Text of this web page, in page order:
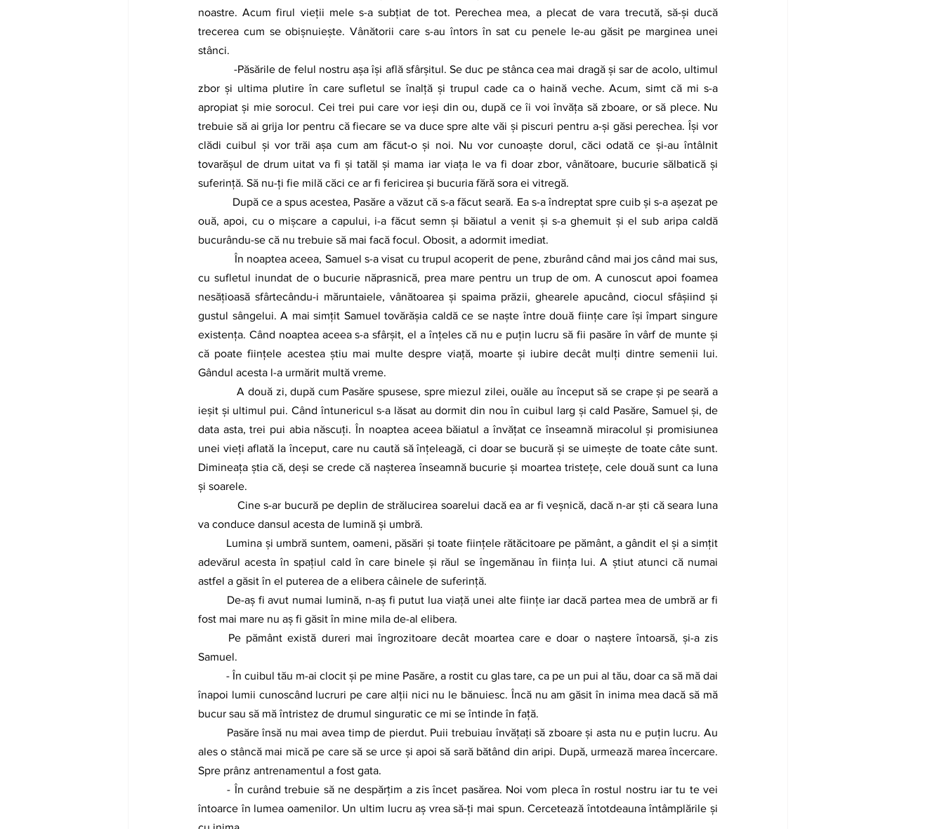
noastre. Acum firul vieții mele s-a subțiat de tot. Perechea mea, a plecat de vara trecută, să-și ducă
trecerea cum se obișnuiește. Vânătorii care s-au întors în sat cu penele le-au găsit pe marginea unei
stânci.
            -Păsările de felul nostru așa își află sfârșitul. Se duc pe stânca cea mai dragă și sar de acolo, ultimul
zbor și ultima plutire în care sufletul se înalță și trupul cade ca o haină veche. Acum, simt că mi s-a
apropiat și mie sorocul. Cei trei pui care vor ieși din ou, după ce îi voi învăța să zboare, or să plece. Nu
trebuie să ai grija lor pentru că fiecare se va duce spre alte văi și piscuri pentru a-și găsi perechea. Își vor
clădi cuibul și vor trăi așa cum am făcut-o și noi. Nu vor cunoaște dorul, căci odată ce și-au întâlnit
tovarășul de drum uitat va fi și tatăl și mama iar viața le va fi doar zbor, vânătoare, bucurie sălbatică și
suferință. Să nu-ți fie milă căci ce ar fi fericirea și bucuria fără sora ei vitregă.
ouă, apoi, cu o mișcare a capului, i-a făcut semn și băiatul a venit și s-a ghemuit și el sub aripa caldă
bucurându-se că nu trebuie să mai facă focul. Obosit, a adormit imediat.
cu sufletul inundat de o bucurie năprasnică, prea mare pentru un trup de om. A cunoscut apoi foamea
nesățioasă sfârtecându-i măruntaiele, vânătoarea și spaima prăzii, ghearele apucând, ciocul sfâșiind și
gustul sângelui. A mai simțit Samuel tovărășia caldă ce se naște între două ființe care își împart singure
existența. Când noaptea aceea s-a sfârșit, el a înțeles că nu e puțin lucru să fii pasăre în vârf de munte și
că poate ființele acestea știu mai multe despre viață, moarte și iubire decât mulți dintre semenii lui.
Gândul acesta l-a urmărit multă vreme.
            A două zi, după cum Pasăre spusese, spre miezul zilei, ouăle au început să se crape și pe seară a
ieșit și ultimul pui. Când întunericul s-a lăsat au dormit din nou în cuibul larg și cald Pasăre, Samuel și, de
data asta, trei pui abia născuți. În noaptea aceea băiatul a învățat ce înseamnă miracolul și promisiunea
unei vieți aflată la început, care nu caută să înțeleagă, ci doar se bucură și se uimește de toate câte sunt.
Dimineața știa că, deși se crede că nașterea înseamnă bucurie și moartea tristețe, cele două sunt ca luna
și soarele.
va conduce dansul acesta de lumină și umbră.
Lumina și umbră suntem, oameni, păsări și toate ființele rătăcitoare pe pământ, a gândit el și a simțit
adevărul acesta în spațiul cald în care binele și răul se îngemănau în ființa lui. A știut atunci că numai
astfel a găsit în el puterea de a elibera câinele de suferință.
De-aș fi avut numai lumină, n-aș fi putut lua viață unei alte ființe iar dacă partea mea de umbră ar fi
fost mai mare nu aș fi găsit în mine mila de-al elibera.
Pe pământ există dureri mai îngrozitoare decât moartea care e doar o naștere întoarsă, și-a zis
Samuel.
- În cuibul tău m-ai clocit și pe mine Pasăre, a rostit cu glas tare, ca pe un pui al tău, doar ca să mă dai
înapoi lumii cunoscând lucruri pe care alții nici nu le bănuiesc. Încă nu am găsit în inima mea dacă să mă
bucur sau să mă întristez de drumul singuratic ce mi se întinde în față.
Pasăre însă nu mai avea timp de pierdut. Puii trebuiau învățați să zboare și asta nu e puțin lucru. Au
ales o stâncă mai mică pe care să se urce și apoi să sară bătând din aripi. După, urmează marea încercare.
Spre prânz antrenamentul a fost gata.
- În curând trebuie să ne despărțim a zis încet pasărea. Noi vom pleca în rostul nostru iar tu te vei
întoarce în lumea oamenilor. Un ultim lucru aș vrea să-ți mai spun. Cercetează întotdeauna întâmplările și